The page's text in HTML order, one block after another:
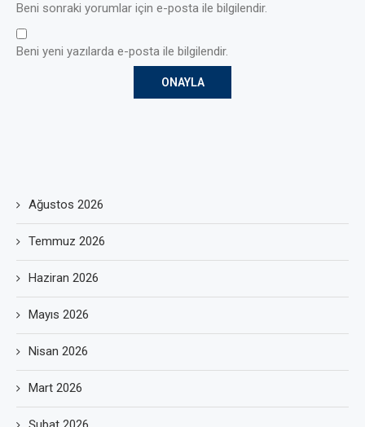
Beni sonraki yorumlar için e-posta ile bilgilendir.
Beni yeni yazılarda e-posta ile bilgilendir.
Ağustos 2026
Temmuz 2026
Haziran 2026
Mayıs 2026
Nisan 2026
Mart 2026